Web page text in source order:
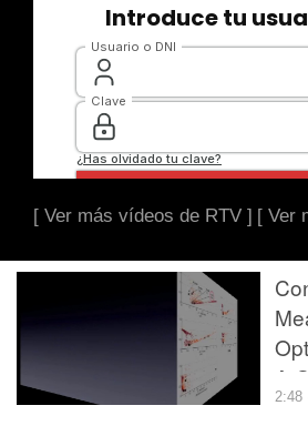
[ Ver más vídeos de RTV ] [ Ver
A
2:48